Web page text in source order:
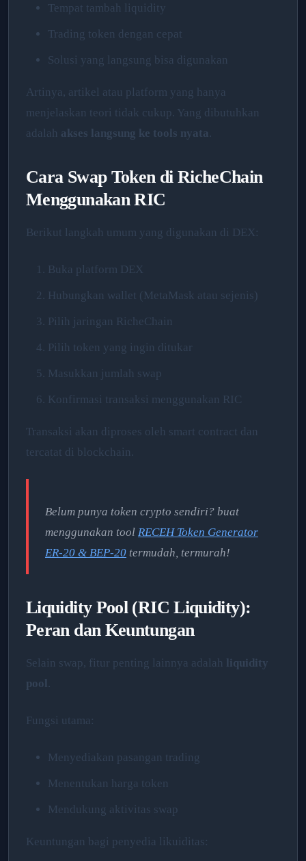
Tempat tambah liquidity
Trading token dengan cepat
Solusi yang langsung bisa digunakan
Artinya, artikel atau platform yang hanya
menjelaskan teori tidak cukup. Yang dibutuhkan
adalah akses langsung ke tools nyata.
Cara Swap Token di RicheChain
Menggunakan RIC
Berikut langkah umum yang digunakan di DEX:
Buka platform DEX
Hubungkan wallet (MetaMask atau sejenis)
Pilih jaringan RicheChain
Pilih token yang ingin ditukar
Masukkan jumlah swap
Konfirmasi transaksi menggunakan RIC
Transaksi akan diproses oleh smart contract dan
tercatat di blockchain.
Belum punya token crypto sendiri? buat
menggunakan tool RECEH Token Generator
ER-20 & BEP-20 termudah, termurah!
Liquidity Pool (RIC Liquidity):
Peran dan Keuntungan
Selain swap, fitur penting lainnya adalah liquidity
pool.
Fungsi utama:
Menyediakan pasangan trading
Menentukan harga token
Mendukung aktivitas swap
Keuntungan bagi penyedia likuiditas: